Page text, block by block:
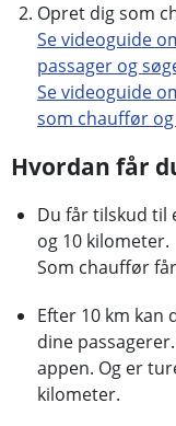
Opret dig som
Se videoguide
passager og
Se videoguide
som chauffør
Hvordan får
Du får tilskud til
og 10 kilometer.
Som chauffør
Efter 10 km kan
dine
appen. Og er
kilometer.